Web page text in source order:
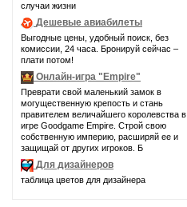
случаи жизни
Дешевые авиабилеты
Выгодные цены, удобный поиск, без
комиссии, 24 часа. Бронируй сейчас –
плати потом!
Онлайн-игра "Empire"
Преврати свой маленький замок в
могущественную крепость и стань
правителем величайшего королевства в
игре Goodgame Empire. Строй свою
собственную империю, расширяй ее и
защищай от других игроков. Б
Для дизайнеров
таблица цветов для дизайнера